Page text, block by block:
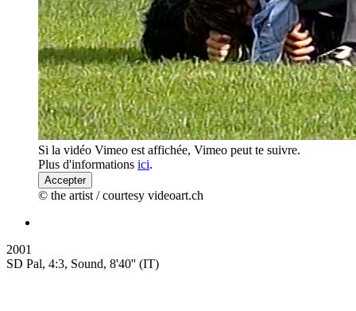
Si la vidéo Vimeo est affichée, Vimeo peut te suivre.
Plus d'informations ici.
Accepter
© the artist / courtesy videoart.ch
2001
SD Pal, 4:3, Sound, 8'40'' (IT)